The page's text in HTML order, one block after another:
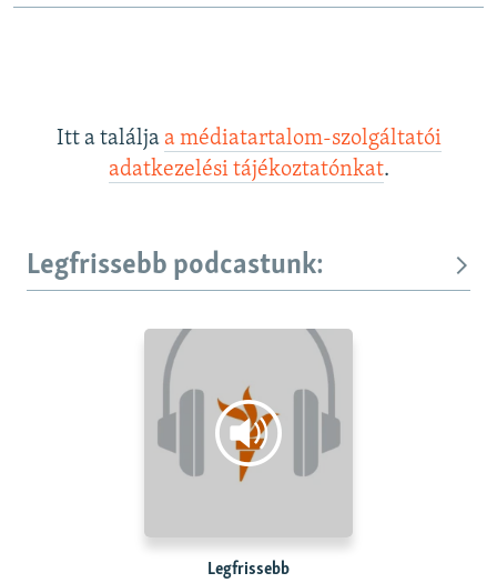
Itt a találja a médiatartalom-szolgáltatói
adatkezelési tájékoztatónkat.
Legfrissebb podcastunk:
Legfrissebb